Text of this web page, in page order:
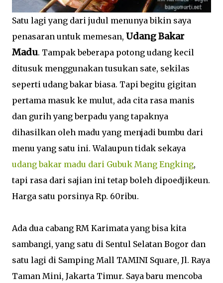
Satu lagi yang dari judul menunya bikin saya
penasaran untuk memesan, Udang Bakar
Madu. Tampak beberapa potong udang kecil
ditusuk menggunakan tusukan sate, sekilas
seperti udang bakar biasa. Tapi begitu gigitan
pertama masuk ke mulut, ada cita rasa manis
dan gurih yang berpadu yang tapaknya
dihasilkan oleh madu yang menjadi bumbu dari
menu yang satu ini. Walaupun tidak sekaya
udang bakar madu dari Gubuk Mang Engking,
tapi rasa dari sajian ini tetap boleh dipoedjikeun.
Harga satu porsinya Rp. 60ribu.
Ada dua cabang RM Karimata yang bisa kita
sambangi, yang satu di Sentul Selatan Bogor dan
satu lagi di Samping Mall TAMINI Square, Jl. Raya
Taman Mini, Jakarta Timur. Saya baru mencoba